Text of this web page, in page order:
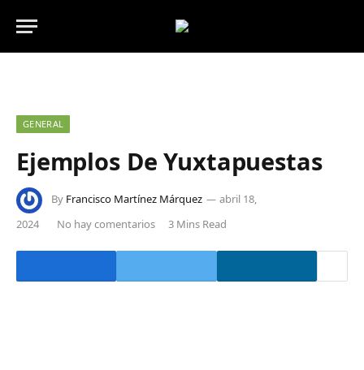
GENERAL
Ejemplos De Yuxtapuestas
By Francisco Martínez Márquez
abril 18,
2024
No hay comentarios 3 Mins Read